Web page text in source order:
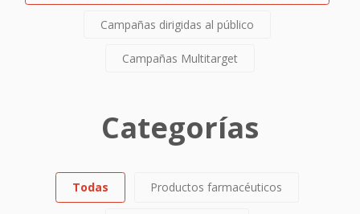
Campañas dirigidas al público
Campañas Multitarget
Categorías
Todas Productos farmacéuticos